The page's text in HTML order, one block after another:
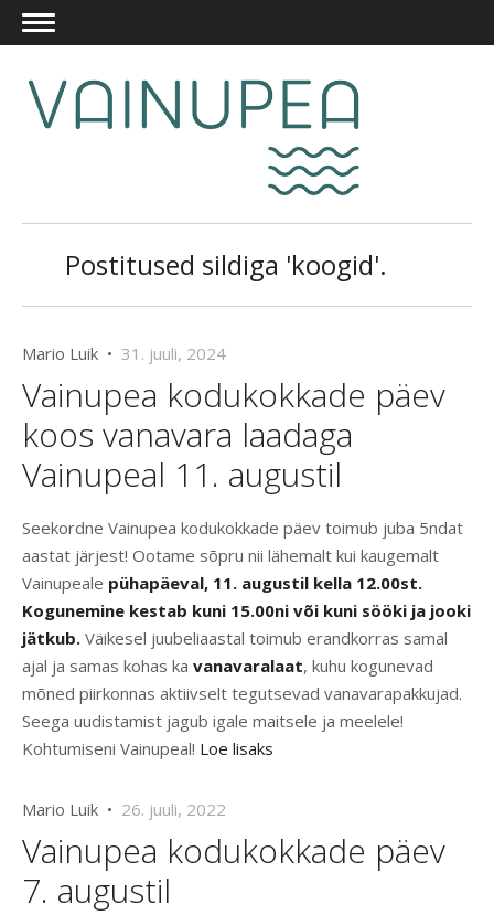
Postitused sildiga 'koogid'.
Mario Luik • 31. juuli, 2024
Vainupea kodukokkade päev
koos vanavara laadaga
Vainupeal 11. augustil
Seekordne Vainupea kodukokkade päev toimub juba 5ndat
aastat järjest! Ootame sõpru nii lähemalt kui kaugemalt
Vainupeale pühapäeval, 11. augustil kella 12.00st.
Kogunemine kestab kuni 15.00ni või kuni sööki ja jooki
jätkub. Väikesel juubeliaastal toimub erandkorras samal
ajal ja samas kohas ka vanavaralaat, kuhu kogunevad
mõned piirkonnas aktiivselt tegutsevad vanavarapakkujad.
Seega uudistamist jagub igale maitsele ja meelele!
Kohtumiseni Vainupeal! Loe lisaks
Mario Luik • 26. juuli, 2022
Vainupea kodukokkade päev
7. augustil